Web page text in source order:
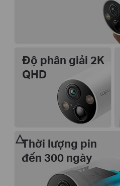
Thời lượng pin
đến 300 ngày
△
Độ phân giải 2K
QHD